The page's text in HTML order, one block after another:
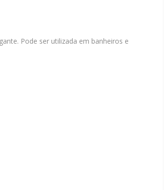
Pode ser utilizada em banheiros e